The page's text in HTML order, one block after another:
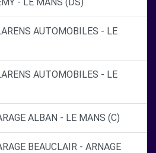
AUTOMOBILES - LE
AUTOMOBILES - LE
ALBAN - LE MANS (C)
BEAUCLAIR - ARNAGE